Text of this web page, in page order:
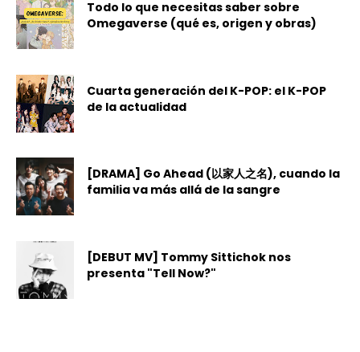
Todo lo que necesitas saber sobre
Omegaverse (qué es, origen y obras)
Cuarta generación del K-POP: el K-POP
de la actualidad
[DRAMA] Go Ahead (以家人之名), cuando la
familia va más allá de la sangre
[DEBUT MV] Tommy Sittichok nos
presenta "Tell Now?"